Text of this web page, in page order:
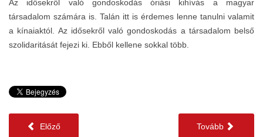
Az idősekről való gondoskodás óriási kihívás a magyar
társadalom számára is. Talán itt is érdemes lenne tanulni valamit
a kínaiaktól. Az idősekről való gondoskodás a társadalom belső
szolidaritását fejezi ki. Ebből kellene sokkal több.
Előző Tovább